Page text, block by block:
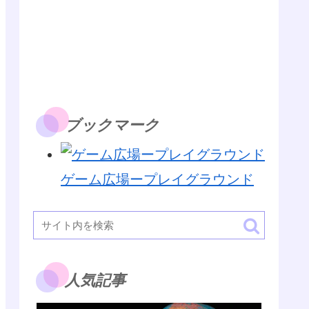
ブックマーク
ゲーム広場ープレイグラウンド
人気記事